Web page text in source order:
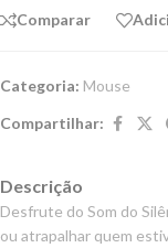
Comparar
Categoria: Mouse
Compartilhar:
Descrição
Desfrute do Som do
ou atrapalhar quem